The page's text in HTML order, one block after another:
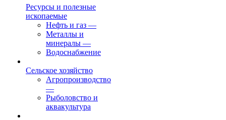
Ресурсы и полезные
ископаемые
Нефть и газ —
Металлы и
минералы —
Водоснабжение
Сельское хозяйство
Агропроизводство
—
Рыболовство и
аквакультура